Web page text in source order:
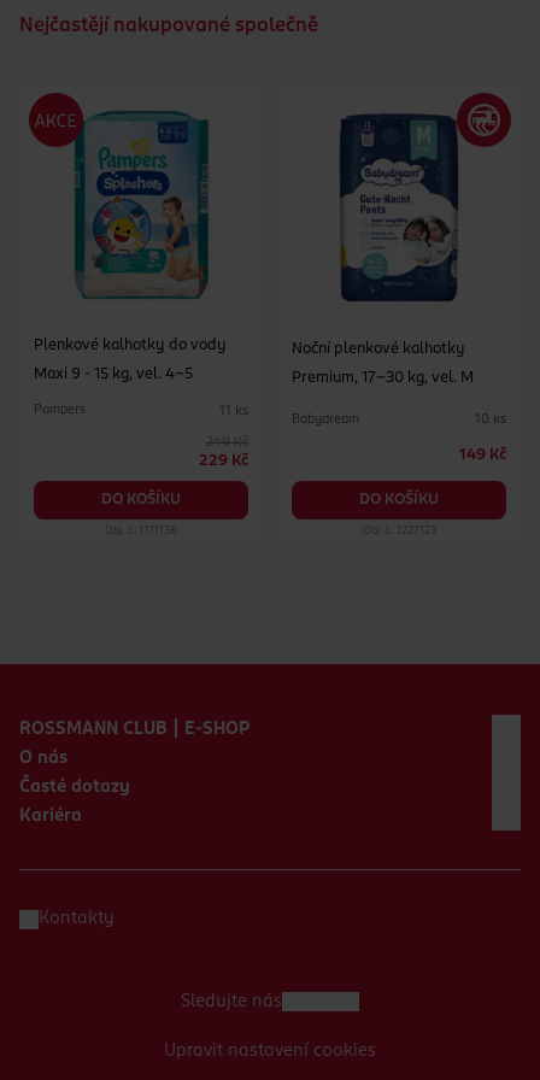
vašich miminek. Bez palmového oleje.
Nejčastějí nakupované společně
Plenkové kalhotky do vody
Maxi 9 - 15 kg, vel. 4-5
Pampers 11 ks
249 Kč
229 Kč
DO KOŠÍKU
Noční plenkové kalhotky
Premium, 17–30 kg, vel. M
Babydream 10 ks
149 Kč
DO KOŠÍKU
Obj. č.: 1227123
ROSSMANN CLUB | E-SHOP
O nás
Časté dotazy
Kariéra
Kontakty
Sledujte nás
Upravit nastavení cookies